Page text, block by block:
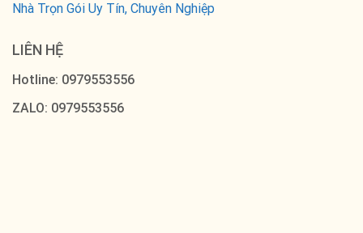
Nhà Trọn Gói Uy Tín, Chuyên Nghiệp
LIÊN HỆ
Hotline: 0979553556
ZALO: 0979553556